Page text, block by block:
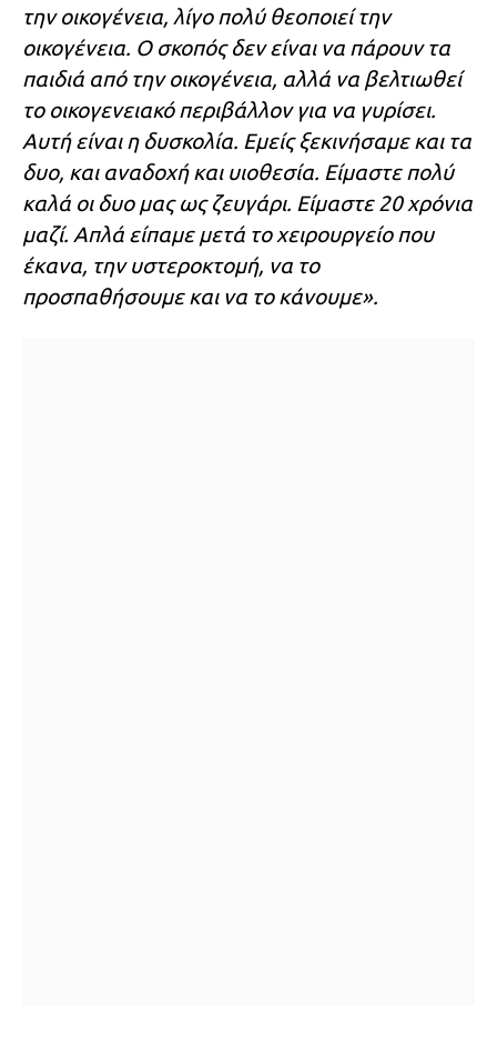
την οικογένεια, λίγο πολύ θεοποιεί την
οικογένεια. Ο σκοπός δεν είναι να πάρουν τα
παιδιά από την οικογένεια, αλλά να βελτιωθεί
το οικογενειακό περιβάλλον για να γυρίσει.
Αυτή είναι η δυσκολία. Εμείς ξεκινήσαμε και τα
δυο, και αναδοχή και υιοθεσία. Είμαστε πολύ
καλά οι δυο μας ως ζευγάρι. Είμαστε 20 χρόνια
μαζί. Απλά είπαμε μετά το χειρουργείο που
έκανα, την υστεροκτομή, να το
προσπαθήσουμε και να το κάνουμε».